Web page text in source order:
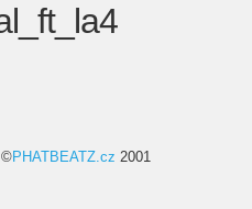
©PHATBEATZ.cz 2001